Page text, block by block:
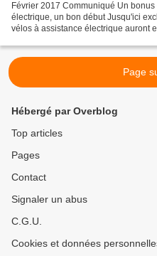
Février 2017 Communiqué Un
électrique, un bon début Jusqu'ici
vélos à assistance électrique auront
Page
Hébergé par Overblog
Top articles
Pages
Contact
Signaler un abus
C.G.U.
Cookies et données